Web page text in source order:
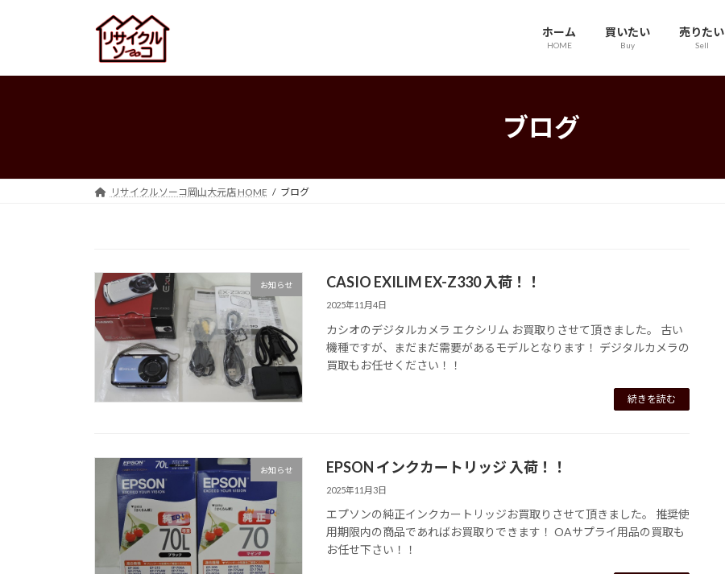
プ
動
ホーム
HOME
買いたい
Buy
売りたい
Sell
ブログ
リサイクルソーコ岡山大元店 HOME ブログ
お知らせ CASIO EXILIM EX-Z330 入荷！！
2025年11月4日
カシオのデジタルカメラ エクシリム お買取りさせて頂きました。 古い
機種ですが、まだまだ需要があるモデルとなります！ デジタルカメラの
買取もお任せください！！
続きを読む
お知らせ EPSON インクカートリッジ 入荷！！
2025年11月3日
エプソンの純正インクカートリッジお買取りさせて頂きました。 推奨使
用期限内の商品であればお買取りできます！ OAサプライ用品の買取も
お任せ下さい！！